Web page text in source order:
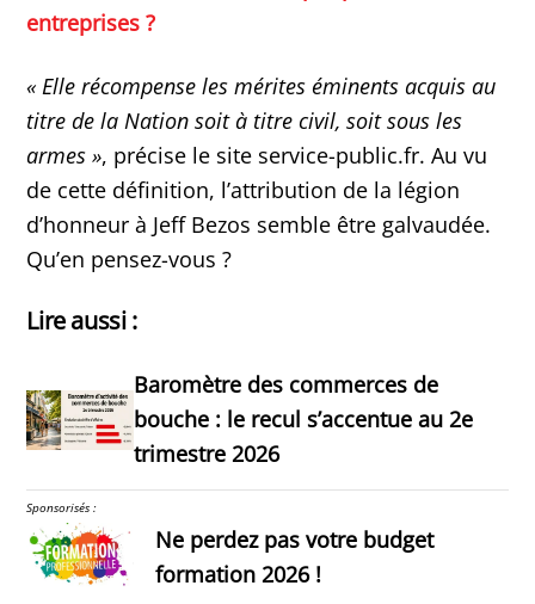
entreprises ?
« Elle récompense les mérites éminents acquis au
titre de la Nation soit à titre civil, soit sous les
armes », précise le site service-public.fr. Au vu
de cette définition, l’attribution de la légion
d’honneur à Jeff Bezos semble être galvaudée.
Qu’en pensez-vous ?
Lire aussi :
Baromètre des commerces de
bouche : le recul s’accentue au 2e
trimestre 2026
Sponsorisés :
Ne perdez pas votre budget
formation 2026 !